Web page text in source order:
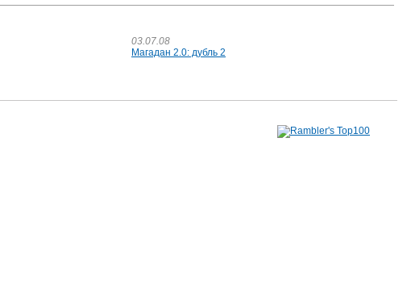
03.07.08
Магадан 2.0: дубль 2